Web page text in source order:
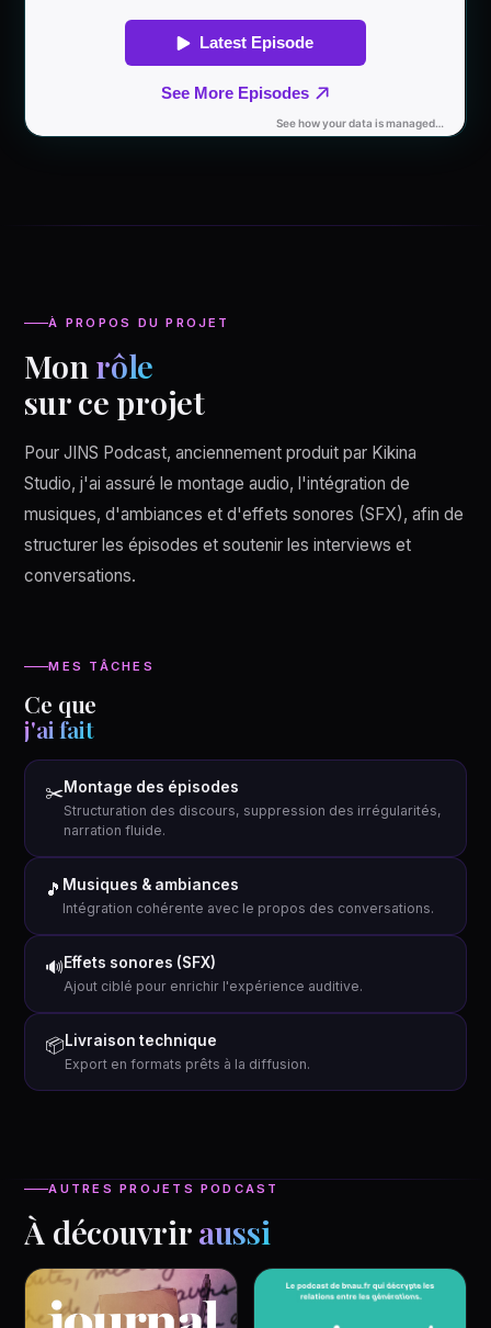
À PROPOS DU PROJET
Mon rôle
sur ce projet
Pour JINS Podcast, anciennement produit par Kikina
Studio, j'ai assuré le montage audio, l'intégration de
musiques, d'ambiances et d'effets sonores (SFX), afin de
structurer les épisodes et soutenir les interviews et
conversations.
MES TÂCHES
Ce que
j'ai fait
✂️Montage des épisodes
Structuration des discours, suppression des irrégularités,
narration fluide.
🎵 Musiques & ambiances
Intégration cohérente avec le propos des conversations.
🔊Effets sonores (SFX)
Ajout ciblé pour enrichir l'expérience auditive.
📦Livraison technique
Export en formats prêts à la diffusion.
AUTRES PROJETS PODCAST
À découvriraussi